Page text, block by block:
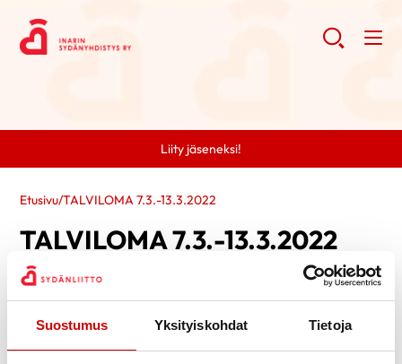
Suostumus Yksityiskohdat Tietoja
Liity jäseneksi!
Etusivu/TALVILOMA 7.3.-13.3.2022
TALVILOMA 7.3.-13.3.2022